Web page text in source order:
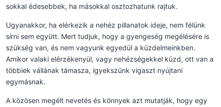
sokkal édesebbek, ha másokkal osztozhatunk rajtuk.
Ugyanakkor, ha elérkezik a nehéz pillanatok ideje, nem félünk
sírni sem együtt. Mert tudjuk, hogy a gyengeség megélésére is
szükség van, és nem vagyunk egyedül a küzdelmeinkben.
Amikor valaki elérzékenyül, vagy nehézségekkel küzd, ott van a
többiek vállának támasza, igyekszünk vigaszt nyújtani
egymásnak.
A közösen megélt nevetés és könnyek azt mutatják, hogy egy